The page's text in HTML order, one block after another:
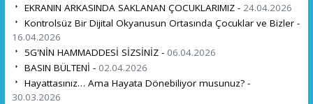
EKRANIN ARKASINDA SAKLANAN ÇOCUKLARIMIZ - 24.04.2026
Kontrolsüz Bir Dijital Okyanusun Ortasında Çocuklar ve Bizler -
16.04.2026
5G'NİN HAMMADDESİ SİZSİNİZ - 06.04.2026
BASIN BÜLTENİ - 02.04.2026
Hayattasınız… Ama Hayata Dönebiliyor musunuz? -
30.03.2026